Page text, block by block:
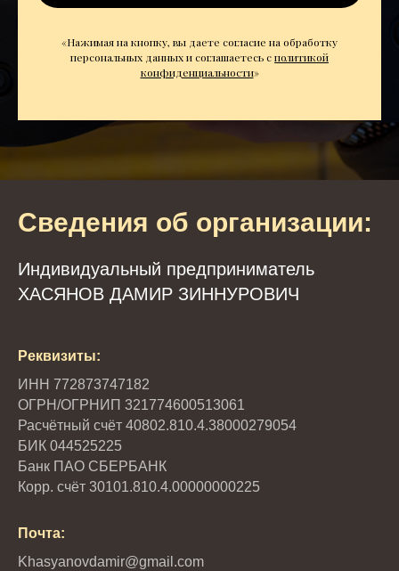
«Нажимая на кнопку, вы даете согласие на обработку
персональных данных и соглашаетесь cполитикой
конфиденциальности»
Сведения об организации:
Индивидуальный предприниматель
ХАСЯНОВ ДАМИР ЗИННУРОВИЧ
Реквизиты:
ИНН 772873747182
ОГРН/ОГРНИП 321774600513061
Расчётный счёт 40802.810.4.38000279054
БИК 044525225
Банк ПАО СБЕРБАНК
Корр. счёт 30101.810.4.00000000225
Почта:
Khasyanovdamir@gmail.com